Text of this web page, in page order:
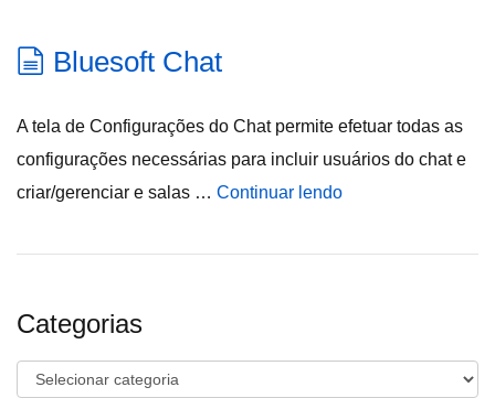
Bluesoft Chat
A tela de Configurações do Chat permite efetuar todas as
configurações necessárias para incluir usuários do chat e
criar/gerenciar e salas … Continuar lendo
Categorias
Categorias